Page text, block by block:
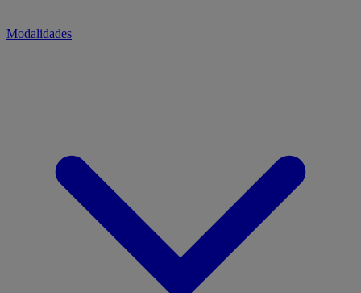
Modalidades